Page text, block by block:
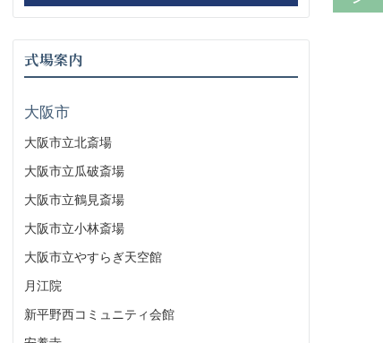
式場案内
大阪市
大阪市立北斎場
大阪市立瓜破斎場
大阪市立鶴見斎場
大阪市立小林斎場
大阪市立やすらぎ天空館
月江院
新平野西コミュニティ会館